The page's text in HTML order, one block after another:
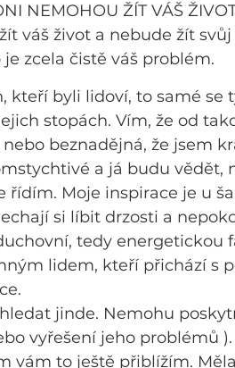
NEMOHOU ŽÍT VÁŠ
váš život a nebude žít
zcela čistě váš problém.
kteří byli lidoví, to samé se
stopách. Vím, že od
beznadějná, že jsem
a já budu vědět,
Moje inspirace je u
si líbit drzosti a
tedy energetickou
lidem, kteří přichází s
jinde. Nemohu
vyřešení jeho problémů ).
vám to ještě přiblížím.